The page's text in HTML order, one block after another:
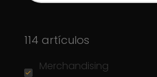
114 artículos
Merchandising